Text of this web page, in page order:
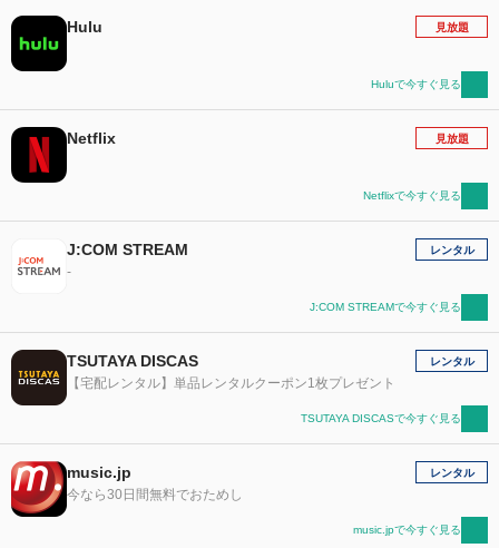
Hulu 見放題
Huluで今すぐ見る
Netflix 見放題
Netflixで今すぐ見る
J:COM STREAM
-
レンタル
J:COM STREAMで今すぐ見る
TSUTAYA DISCAS
【宅配レンタル】単品レンタルクーポン1枚プレゼント
レンタル
TSUTAYA DISCASで今すぐ見る
music.jp
今なら30日間無料でおためし
レンタル
music.jpで今すぐ見る